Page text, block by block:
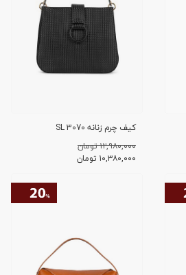
کیف چرم زنانه SL 3070
۱۲,۹۸۰,۰۰۰ تومان
۱۰,۳۸۰,۰۰۰ تومان